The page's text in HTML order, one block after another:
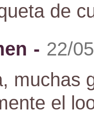
de
- 22/
muchas
el